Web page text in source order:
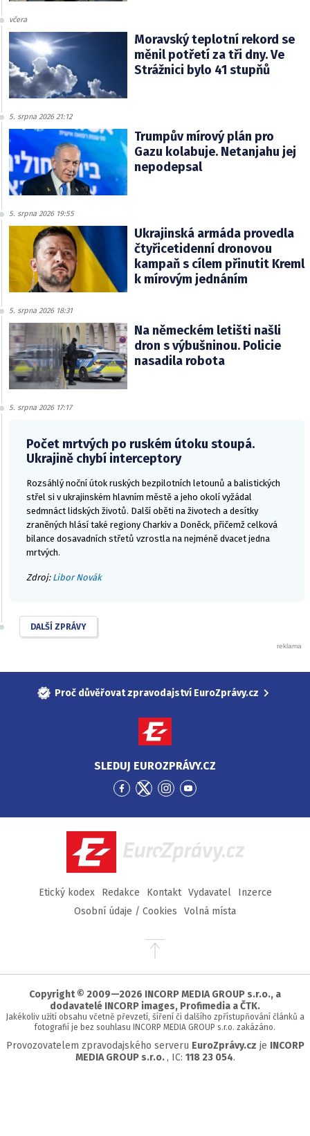
včera
Moravský teplotní rekord se
měnil potřetí za tři dny. Ve
Strážnici bylo 41 stupňů
5. srpna 2026 21:12
Trumpův mírový plán pro
Gazu kolabuje. Netanjahu jej
nepodepsal
5. srpna 2026 19:55
Ukrajinská armáda provedla
čtyřicetidenní dronovou
kampaň s cílem přinutit Kreml
k mírovým jednáním
5. srpna 2026 18:31
Na německém letišti našli
dron s výbušninou. Policie
nasadila robota
5. srpna 2026 17:17
Počet mrtvých po ruském útoku stoupá.
Ukrajině chybí interceptory
Rozsáhlý noční útok ruských bezpilotních letounů a balistických
střel si v ukrajinském hlavním městě a jeho okolí vyžádal
sedmnáct lidských životů. Další oběti na životech a desítky
zraněných hlásí také regiony Charkiv a Doněck, přičemž celková
bilance dosavadních střetů vzrostla na nejméně dvacet jedna
mrtvých.
Zdroj: Libor Novák
DALŠÍ ZPRÁVY
Proč důvěřovat zpravodajství EuroZprávy.cz
SLEDUJ EUROZPRÁVY.CZ
Přejít
Facebook
Přejít
Twitter
Přejít
Instagram
Přejít
YouTube
EuroZprávy.cz
Etický kodex Redakce Kontakt Vydavatel
Inzerce
Osobní údaje / Cookies
Volná místa
Přejít
stránky
Copyright © 2009—2026 INCORP MEDIA GROUP s.r.o., a
dodavatelé INCORP images, Profimedia a ČTK.
Jakékoliv užití obsahu včetně převzetí, šíření či dalšího zpřístupňování článků a
fotografií je bez souhlasu INCORP MEDIA GROUP s.r.o. zakázáno.
Provozovatelem zpravodajského serveru EuroZprávy.cz je INCORP
MEDIA GROUP s.r.o. , IC: 118 23 054.